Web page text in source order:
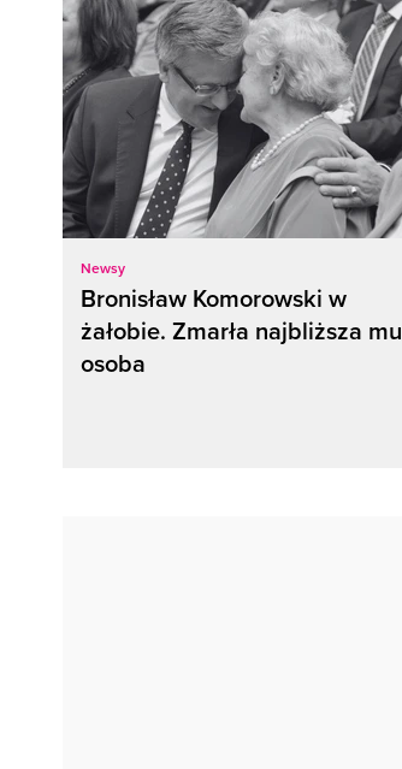
Newsy
Bronisław Komorowski w
żałobie. Zmarła najbliższa mu
osoba